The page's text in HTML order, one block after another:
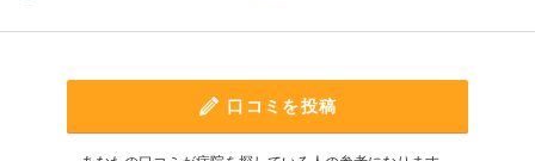
口コミを投稿